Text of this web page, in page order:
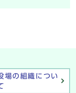
場の組織につい